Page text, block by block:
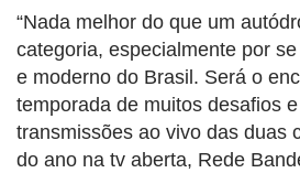
“Nada melhor do que um
categoria, especialmente por
e moderno do Brasil. Será o
temporada de muitos desafios
transmissões ao vivo das duas
do ano na tv aberta, Rede